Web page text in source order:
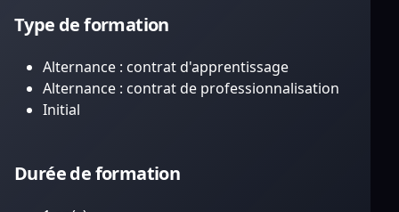
Type de formation
Alternance : contrat d'apprentissage
Alternance : contrat de professionnalisation
Initial
Durée de formation